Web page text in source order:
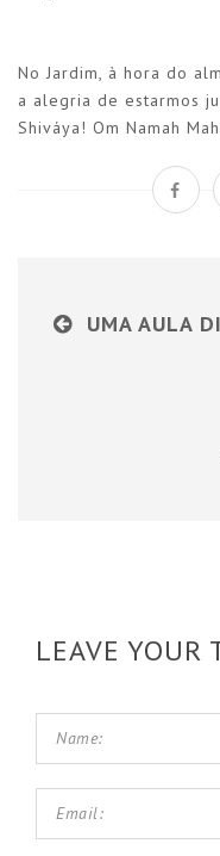
No Jardim, à hora do
a alegria de estarmos
Shiváya! Om Namah
UMA AULA
LEAVE YOUR